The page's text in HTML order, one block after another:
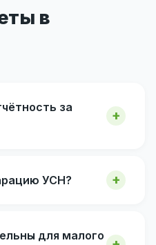
в
за
УСН?
для малого